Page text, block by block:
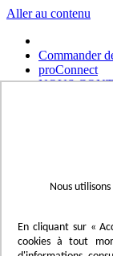
Nous
En cliquant sur «
cookies à tout
Aller au contenu
Commander
proConnect
NOUS
Italiano
Nederlands